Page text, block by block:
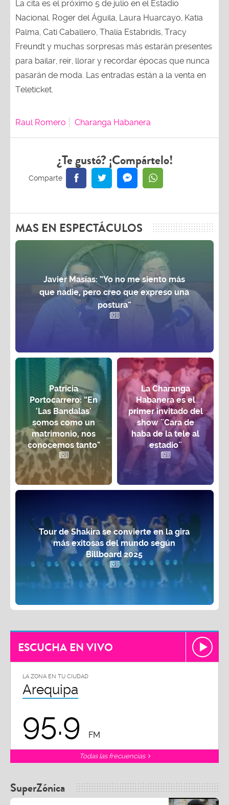
Nacional. Roger del Águila, Laura Huarcayo, Katia
Palma, Cati Caballero, Thalía Estabridis, Tracy
Freundt y muchas sorpresas más estarán presentes
para bailar, reír, llorar y recordar épocas que nunca
pasarán de moda. Las entradas están a la venta en
Teleticket.
MAS EN ESPECTÁCULOS
Javier Masías: “Yo no me siento más
que nadie, pero creo que expreso una
postura”
Patricia
Portocarrero: “En
'Las Bandalas'
somos como un
matrimonio, nos
conocemos tanto"
La Charanga
Habanera es el
primer invitado del
show ¨Cara de
haba de la tele al
estadio¨
Tour de Shakira se convierte en la gira
más exitosas del mundo según
Billboard 2025
ESCUCHA EN VIVO
Arequipa
95.9